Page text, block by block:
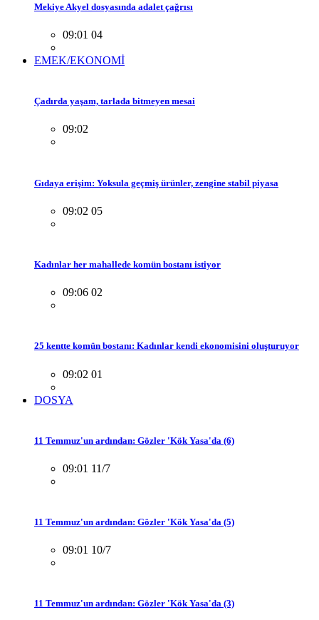
Mekiye Akyel dosyasında adalet çağrısı
09:01 04
EMEK/EKONOMİ
Çadırda yaşam, tarlada bitmeyen mesai
09:02
Gıdaya erişim: Yoksula geçmiş ürünler, zengine stabil piyasa
09:02 05
Kadınlar her mahallede komün bostanı istiyor
09:06 02
25 kentte komün bostanı: Kadınlar kendi ekonomisini oluşturuyor
09:02 01
DOSYA
11 Temmuz'un ardından: Gözler 'Kök Yasa'da (6)
09:01 11/7
11 Temmuz'un ardından: Gözler 'Kök Yasa'da (5)
09:01 10/7
11 Temmuz'un ardından: Gözler 'Kök Yasa'da (3)